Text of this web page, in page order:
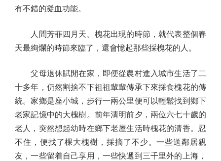
有不錯的凝血功能。
人間芳菲四月天。槐花出現的時節，就代表整個春
天最絢爛的時節來臨了，還會憶起那些採槐花的人。
父母退休賦閒在家，即便從農村進入城市生活了二
十多年，仍然割捨不下祖祖輩輩傳承下來採食槐花的傳
統。家鄉是座小城，步行一兩公里便可以輕鬆找到鄉下
老家記憶中的大槐樹。前年清明前夕，兩位六七十歲的
老人，突然想起幼時在鄉下老屋生活時槐花的清香。忍
不住，便找了棵大槐樹，採摘了不少。一些送鄰居親
友，一些留着自己享用，一些快遞到三千里外的上海，